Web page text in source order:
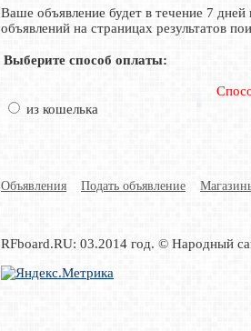
Ваше объявление будет в течение 7
объявлений на страницах результатов
Выберите способ оплаты:
из кошелька
Объявления Подать объявление
RFboard.RU: 03.2014 год. © Народный